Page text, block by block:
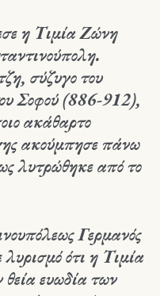
η Τιμία Ζώνη
σύζυγο του
Σοφού (886-912),
ακάθαρτο
ακούμπησε πάνω
λυτρώθηκε από το
Γερμανός
ότι η Τιμία
ευωδία των